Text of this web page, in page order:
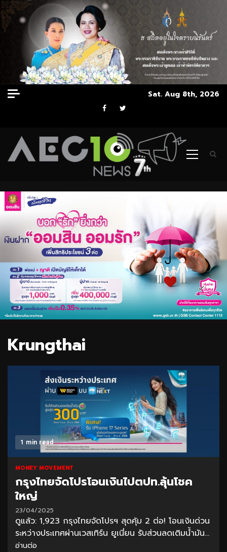
Skip
to
Sat. Aug 8th, 2026
Facebook
Twitter
Primary
Krungthai
1 min read
MONEY MOVEMENT
กรุงไทยจัดโปรโอนเงินไปตปท.ลุ้นโชค
ใหญ่
23/04/2025
ดูแล้ว: 1,923 กรุงไทยจัดโปรฯ สุดคุ้ม 2 ต่อ! โอนเงินด่วน
ระหว่างประเทศผ่านเวสเทิร์น ยูเนี่ยน รับส่วนลดเติมน้ำมัน...
อ่านต่อ